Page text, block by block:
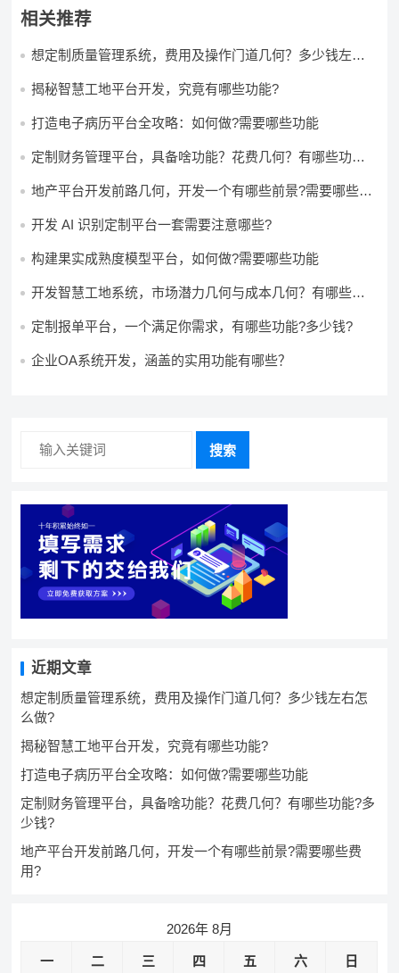
相关推荐
想定制质量管理系统，费用及操作门道几何？多少钱左右
揭秘智慧工地平台开发，究竟有哪些功能?
打造电子病历平台全攻略：如何做?需要哪些功能
定制财务管理平台，具备啥功能？花费几何？有哪些功能?
地产平台开发前路几何，开发一个有哪些前景?需要哪些费
开发 AI 识别定制平台一套需要注意哪些?
构建果实成熟度模型平台，如何做?需要哪些功能
开发智慧工地系统，市场潜力几何与成本几何？有哪些前
定制报单平台，一个满足你需求，有哪些功能?多少钱?
企业OA系统开发，涵盖的实用功能有哪些？
搜索
近期文章
想定制质量管理系统，费用及操作门道几何？多少钱左右怎
么做?
揭秘智慧工地平台开发，究竟有哪些功能?
打造电子病历平台全攻略：如何做?需要哪些功能
定制财务管理平台，具备啥功能？花费几何？有哪些功能?多
少钱?
地产平台开发前路几何，开发一个有哪些前景?需要哪些费
用?
2026年 8月
一 二 三 四 五 六 日